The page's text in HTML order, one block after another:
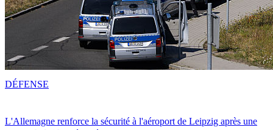
L'Allemagne renforce la sécurité à l'aéroport de Leipzig après une
DÉFENSE